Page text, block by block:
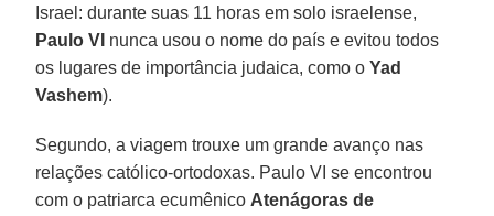
Israel: durante suas 11 horas em solo israelense,
Paulo VI nunca usou o nome do país e evitou todos
os lugares de importância judaica, como oYad
Vashem).
Segundo, a viagem trouxe um grande avanço nas
relações católico-ortodoxas. Paulo VI se encontrou
com o patriarca ecumênico Atenágoras de